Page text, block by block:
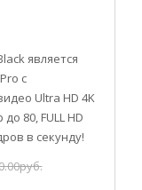
является
с
Ultra HD 4K
80, FULL HD
в секунду!